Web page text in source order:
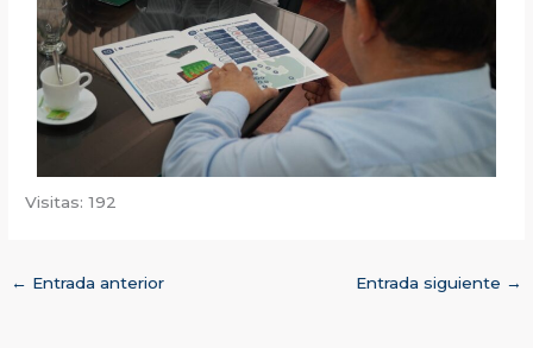
Visitas: 192
← Entrada anterior Entrada siguiente →